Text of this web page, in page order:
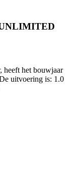
heeft het bouwjaar
uitvoering is: 1.0